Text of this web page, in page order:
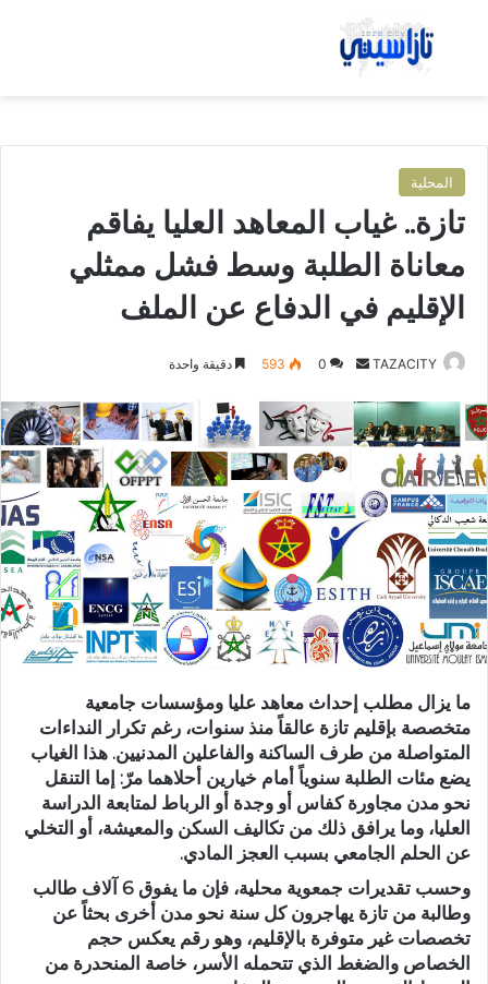
بحث عن
المحلية
تازة.. غياب المعاهد العليا يفاقم
معاناة الطلبة وسط فشل ممثلي
الإقليم في الدفاع عن الملف
TAZACITY
س
ل
ي
إ
ل
ك
ر
و
ن
ي
ا
0
593 دقيقة واحدة
ما يزال مطلب إحداث معاهد عليا ومؤسسات جامعية
متخصصة بإقليم تازة عالقاً منذ سنوات، رغم تكرار النداءات
المتواصلة من طرف الساكنة والفاعلين المدنيين. هذا الغياب
يضع مئات الطلبة سنوياً أمام خيارين أحلاهما مرّ: إما التنقل
نحو مدن مجاورة كفاس أو وجدة أو الرباط لمتابعة الدراسة
العليا، وما يرافق ذلك من تكاليف السكن والمعيشة، أو التخلي
عن الحلم الجامعي بسبب العجز المادي.
وحسب تقديرات جمعوية محلية، فإن ما يفوق 6 آلاف طالب
وطالبة من تازة يهاجرون كل سنة نحو مدن أخرى بحثاً عن
تخصصات غير متوفرة بالإقليم، وهو رقم يعكس حجم
الخصاص والضغط الذي تتحمله الأسر، خاصة المنحدرة من